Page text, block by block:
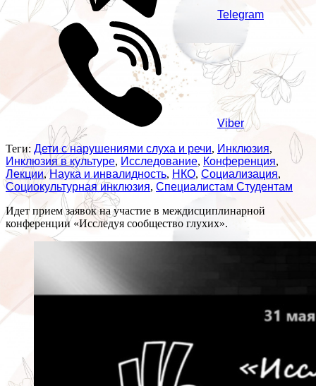
Telegram
Viber
Теги: Дети с нарушениями слуха и речи, Инклюзия,
Инклюзия в культуре, Исследование, Конференция,
Лекции,Наука и инвалидность, НКО, Социализация,
Социокультурная инклюзия, Специалистам Студентам
Идет прием заявок на участие в междисциплинарной
конференции «Исследуя сообщество глухих».